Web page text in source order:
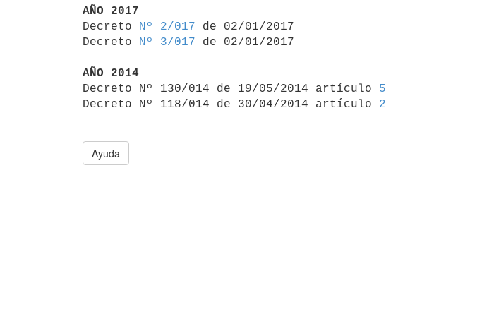
AÑO 2017
Decreto
Nº 2/017 de 02/01/2017
Decreto
Nº 3/017 de 02/01/2017
AÑO 2014
Decreto Nº 130/014 de 19/05/2014 artículo 5
Decreto Nº 118/014 de 30/04/2014 artículo 2
Ayuda